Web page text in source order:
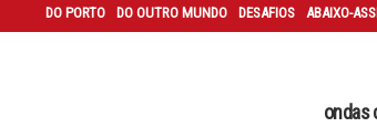
DO PORTO DO OUTRO MUNDO DESAFIOS ABAIXO-
ondas